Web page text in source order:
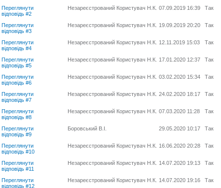
Переглянути
відповідь #2
Незареєстрований Користувач Н.К. 07.09.2019 16:39 Так
Переглянути
відповідь #3
Незареєстрований Користувач Н.К. 19.09.2019 20:20 Так
Переглянути
відповідь #4
Незареєстрований Користувач Н.К. 12.11.2019 15:03 Так
Переглянути
відповідь #5
Незареєстрований Користувач Н.К. 17.01.2020 12:37 Так
Переглянути
відповідь #6
Незареєстрований Користувач Н.К. 03.02.2020 15:34 Так
Переглянути
відповідь #7
Незареєстрований Користувач Н.К. 24.02.2020 18:17 Так
Переглянути
відповідь #8
Незареєстрований Користувач Н.К. 07.03.2020 11:28 Так
Переглянути
відповідь #9
Боровський В.І. 29.05.2020 10:17 Так
Переглянути
відповідь #10
Незареєстрований Користувач Н.К. 16.06.2020 20:28 Так
Переглянути
відповідь #11
Незареєстрований Користувач Н.К. 14.07.2020 19:13 Так
Переглянути
відповідь #12
Незареєстрований Користувач Н.К. 14.07.2020 19:16 Так